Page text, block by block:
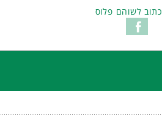
כתוב לשוהם פלוס